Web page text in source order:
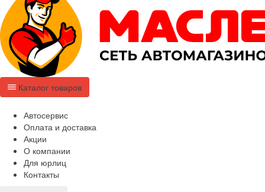
Каталог товаров
Автосервис
Оплата и доставка
Акции
О компании
Для юрлиц
Контакты